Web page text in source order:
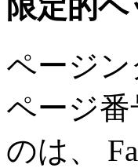
ページ
ページ
のは、